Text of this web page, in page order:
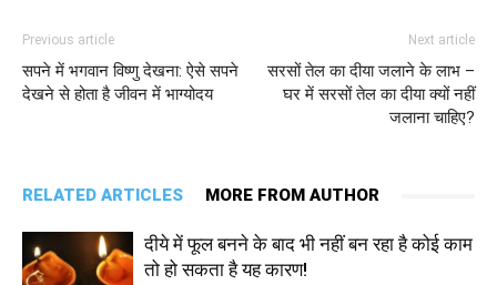
Previous article
सपने में भगवान विष्णु देखना: ऐसे सपने
देखने से होता है जीवन में भाग्योदय
Next article
सरसों तेल का दीया जलाने के लाभ –
घर में सरसों तेल का दीया क्यों नहीं
जलाना चाहिए?
RELATED ARTICLES MORE FROM AUTHOR
दीये में फूल बनने के बाद भी नहीं बन रहा है कोई काम
तो हो सकता है यह कारण!